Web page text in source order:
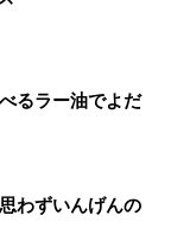
るラー油でよだ
わずいんげんの